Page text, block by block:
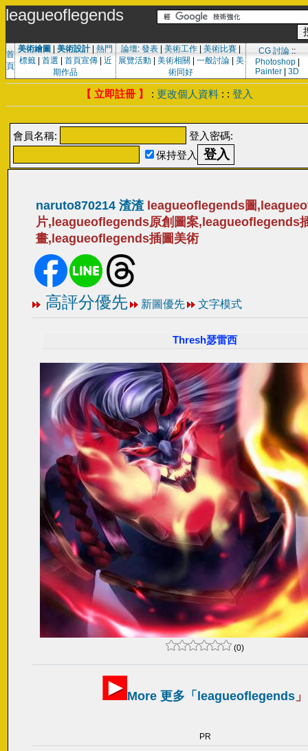
leagueoflegends
首
頁
美術繪圖 美術設計| 熱門
標籤| 首選 首頁宣傳| 近
期作品
論壇: 發表 美術工作 美術比賽
展覽活動| 美術相關 一般討論| 美
術同好
CG 討論 ::
Photoshop|
Painter
3D
【 立即註冊 】 : 更改個人資料 : : 登入
會員名稱:
登入密碼:
保持登入
naruto870214 渣渣 leagueoflegends圖
片,leagueoflegends原創圖案,leagueoflegends
畫,leagueoflegends插圖美術
高評分優先 新圖優先 文字模式
Thresh瑟雷西
(0)
More 更多「 leagueoflegends 」
PR